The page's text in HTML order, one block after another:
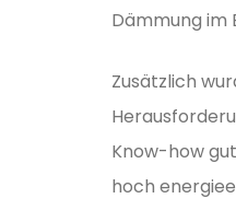
Dämmung im
Zusätzlich
Know-how
hoch